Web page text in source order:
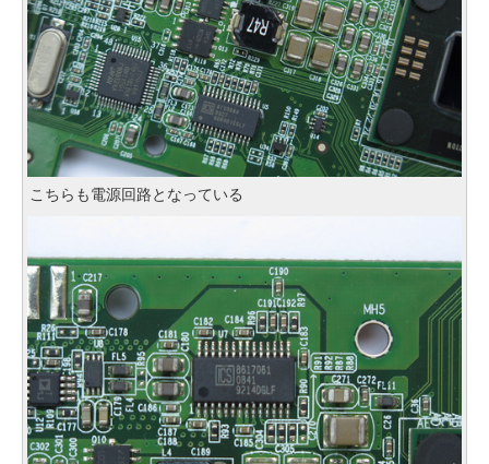
こちらも電源回路となっている